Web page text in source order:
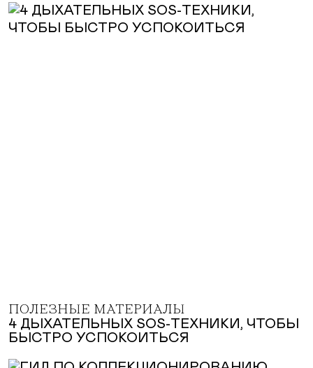
ПОЛЕЗНЫЕ МАТЕРИАЛЫ
4 ДЫХАТЕЛЬНЫХ SOS-ТЕХНИКИ, ЧТОБЫ
БЫСТРО УСПОКОИТЬСЯ